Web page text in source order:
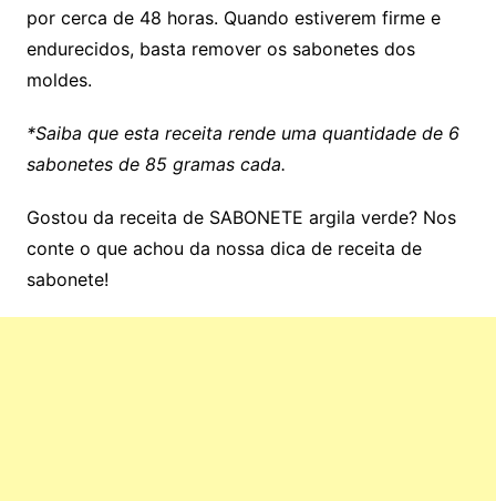
por cerca de 48 horas. Quando estiverem firme e
endurecidos, basta remover os sabonetes dos
moldes.
*Saiba que esta receita rende uma quantidade de 6
sabonetes de 85 gramas cada.
Gostou da receita de SABONETE argila verde? Nos
conte o que achou da nossa dica de receita de
sabonete!